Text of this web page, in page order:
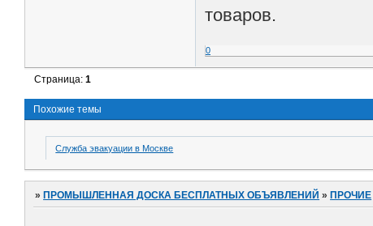
товаров.
0
Страница:1
Похожие темы
Служба эвакуации в Москве
»ПРОМЫШЛЕННАЯ ДОСКА БЕСПЛАТНЫХ ОБЪЯВЛЕНИЙ »ПРОЧИЕ